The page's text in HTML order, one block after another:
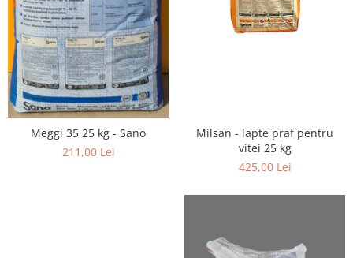
Vaci și cai
Cai
Vaci
Accesorii
Hrana (furaje)
Suplimente si produse de uz
veterinar
Oi şi capre
Meggi 35 25 kg - Sano
211,00 Lei
Milsan - lapte praf pentru
vitei 25 kg
425,00 Lei